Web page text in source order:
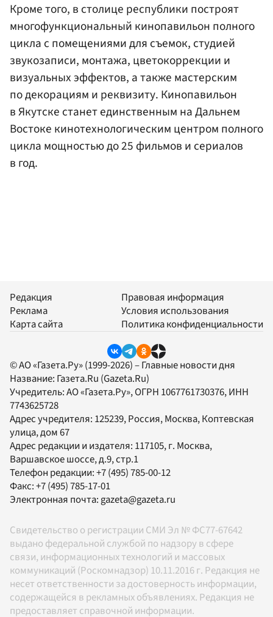
Кроме того, в столице республики построят
многофункциональный кинопавильон полного
цикла с помещениями для съемок, студией
звукозаписи, монтажа, цветокоррекции и
визуальных эффектов, а также мастерским
по декорациям и реквизиту. Кинопавильон
в Якутске станет единственным на Дальнем
Востоке кинотехнологическим центром полного
цикла мощностью до 25 фильмов и сериалов
в год.
Редакция
Реклама
Карта сайта
Правовая информация
Условия использования
Политика конфиденциальности
© АО «Газета.Ру» (1999-2026) – Главные новости дня
Название: Газета.Ru (Gazeta.Ru)
Учредитель:АО «Газета.Ру», ОГРН 1067761730376, ИНН
7743625728
Адрес учредителя: 125239, Россия, Москва, Коптевская
улица, дом 67
Адрес редакции и издателя: 117105, г. Москва,
Варшавское шоссе, д.9, стр.1
Телефон редакции:+7 (495) 785-00-12
Факс:+7 (495) 785-17-01
Электронная почта: gazeta@gazeta.ru
Свидетельство о регистрации СМИ Эл № ФС77-67642
выдано федеральной службой по надзору в сфере
связи, информационных технологий и массовых
коммуникаций (Роскомнадзор) 10.11.2016 г. Редакция не
несет ответственности за достоверность информации,
содержащейся в рекламных объявлениях. Редакция не
предоставляет справочной информации.